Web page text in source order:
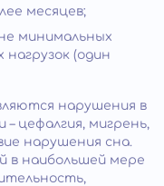
месяцев;
минимальных
(один
нарушения в
цефалгия, мигрень,
нарушения сна.
в наибольшей мере